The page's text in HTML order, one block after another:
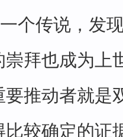
个传说，发
拜也成为上
推动者就是
比较确定的证